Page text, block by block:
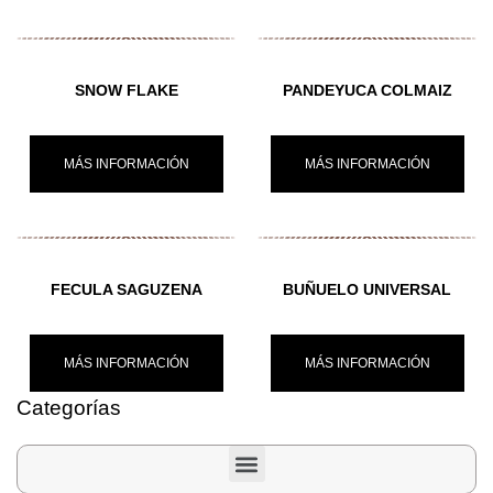
SNOW FLAKE
MÁS INFORMACIÓN
PANDEYUCA COLMAIZ
MÁS INFORMACIÓN
FECULA SAGUZENA
MÁS INFORMACIÓN
BUÑUELO UNIVERSAL
MÁS INFORMACIÓN
Categorías